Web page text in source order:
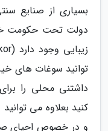
بسیاری از صنایع
دولت تحت حکومت
توانید سوغات های
داشتنی محلی را
کنید بعلاوه می
و در خصوص احیای